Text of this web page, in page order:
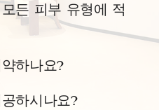
든 피부 유형에 적
하나요?
하시나요?